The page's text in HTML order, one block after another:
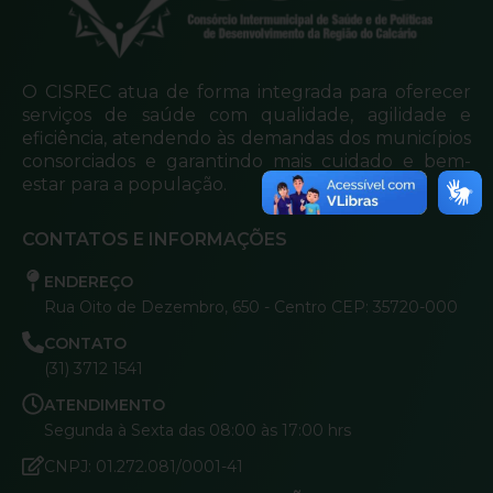
O CISREC atua de forma integrada para oferecer
serviços de saúde com qualidade, agilidade e
eficiência, atendendo às demandas dos municípios
consorciados e garantindo mais cuidado e bem-
estar para a população.
CONTATOS E INFORMAÇÕES
ENDEREÇO
Rua Oito de Dezembro, 650 - Centro CEP: 35720-000
CONTATO
(31) 3712 1541
ATENDIMENTO
Segunda à Sexta das 08:00 às 17:00 hrs
CNPJ: 01.272.081/0001-41